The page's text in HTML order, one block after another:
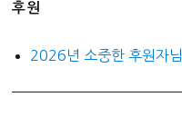
후원
2026년 소중한 후원자님